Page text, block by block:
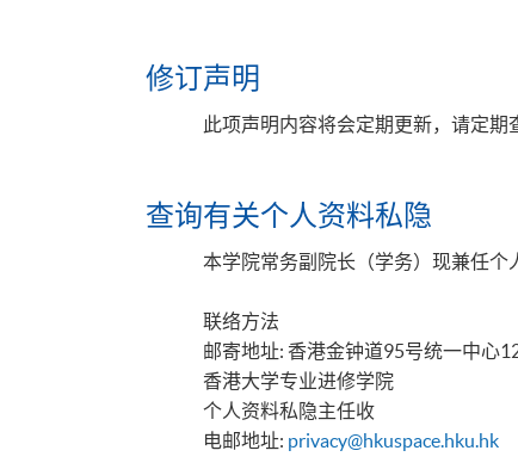
修订声明
此项声明内容将会定期更新，请定
查询有关个人资料私隐
本学院常务副院长（学务）现兼任
联络方法
邮寄地址: 香港金钟道95号统一中心
香港大学专业进修学院
个人资料私隐主任收
电邮地址: privacy@hkuspace.hku.hk